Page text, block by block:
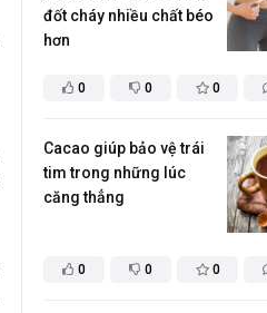
0 0 0
đốt cháy nhiều chất béo
hơn
0 0 0
Cacao giúp bảo vệ trái
tim trong những lúc
căng thẳng